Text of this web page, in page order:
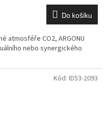
Do košíku
atmosféře CO2, ARGONU
nebo synergického
Kód: ID53-2093